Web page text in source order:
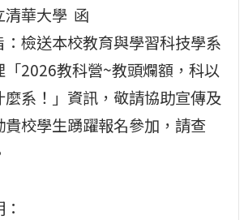
清華大學 函
：檢送本校教育與學習科技學系
「2026教科營~教頭爛額，科以
麼系！」資訊，敬請協助宣傳及
貴校學生踴躍報名參加，請查